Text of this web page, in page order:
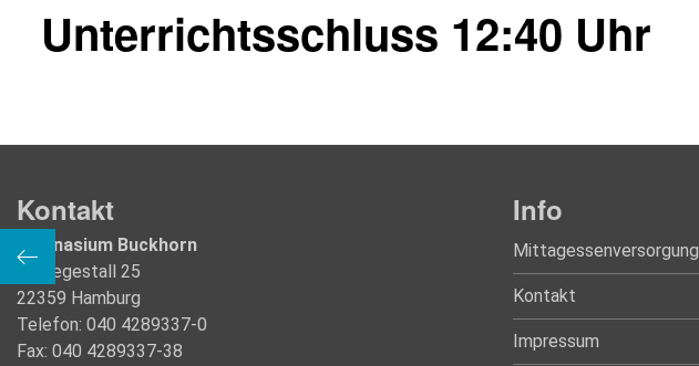
6B Aufführung English Theatre in der Aula (Vorbereitung ab 16 Uhr)
Unterrichtsschluss 12:40 Uhr
Kontakt
Gymnasium Buckhorn
Im Regestall 25
22359 Hamburg
Telefon: 040 4289337-0
Fax: 040 4289337-38
Info
Mittagessenversorgung
Kontakt
Impressum